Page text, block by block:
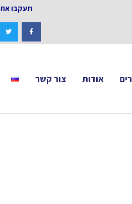
אודות צור קשר